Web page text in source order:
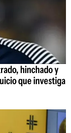
hinchado y
que investiga